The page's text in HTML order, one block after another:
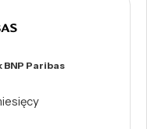
BNP Paribas